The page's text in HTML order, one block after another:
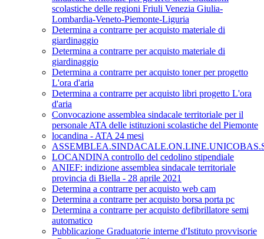
scolastiche delle regioni Friuli Venezia Giulia-
Lombardia-Veneto-Piemonte-Liguria
Determina a contrarre per acquisto materiale di
giardinaggio
Determina a contrarre per acquisto materiale di
giardinaggio
Determina a contrarre per acquisto toner per progetto
L'ora d'aria
Determina a contrarre per acquisto libri progetto L'ora
d'aria
Convocazione assemblea sindacale territoriale per il
personale ATA delle istituzioni scolastiche del Piemonte
locandina - ATA 24 mesi
LOCANDINA controllo del cedolino stipendiale
ANIEF: indizione assemblea sindacale territoriale
provincia di Biella - 28 aprile 2021
Determina a contrarre per acquisto web cam
Determina a contrarre per acquisto borsa porta pc
Determina a contrarre per acquisto defibrillatore semi
automatico
Pubblicazione Graduatorie interne d'Istituto provvisorie